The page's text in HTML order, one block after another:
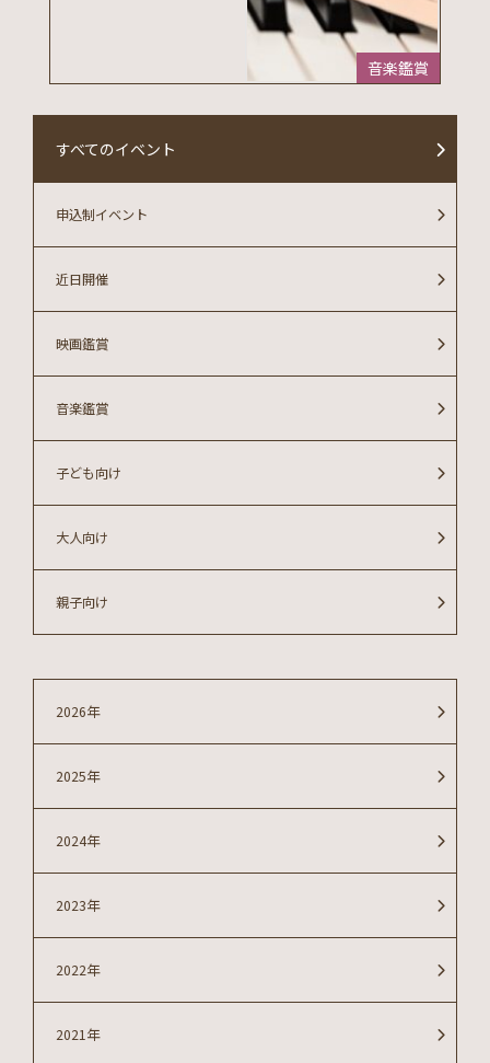
音楽鑑賞
すべてのイベント
親子向け
大人向け
子ども向け
音楽鑑賞
映画鑑賞
近日開催
申込制イベント
2026年
2025年
2024年
2023年
2022年
2021年